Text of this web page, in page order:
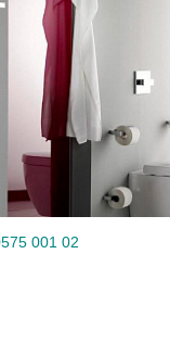
001 02